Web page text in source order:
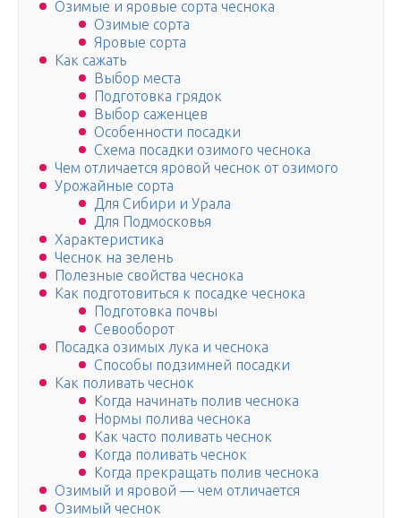
Озимые и яровые сорта чеснока
Озимые сорта
Яровые сорта
Как сажать
Выбор места
Подготовка грядок
Выбор саженцев
Особенности посадки
Схема посадки озимого чеснока
Чем отличается яровой чеснок от озимого
Урожайные сорта
Для Сибири и Урала
Для Подмосковья
Характеристика
Чеснок на зелень
Полезные свойства чеснока
Как подготовиться к посадке чеснока
Подготовка почвы
Севооборот
Посадка озимых лука и чеснока
Способы подзимней посадки
Как поливать чеснок
Когда начинать полив чеснока
Нормы полива чеснока
Как часто поливать чеснок
Когда поливать чеснок
Когда прекращать полив чеснока
Озимый и яровой — чем отличается
Озимый чеснок